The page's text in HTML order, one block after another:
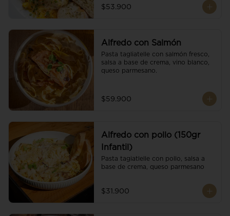
$53.900
Alfredo con Salmón
Pasta tagliatelle con salmón fresco,
salsa a base de crema, vino blanco,
queso parmesano.
$59.900
Alfredo con pollo (150gr
Infantil)
Pasta tagiatlelle con pollo, salsa a
base de crema, queso parmesano
$31.900